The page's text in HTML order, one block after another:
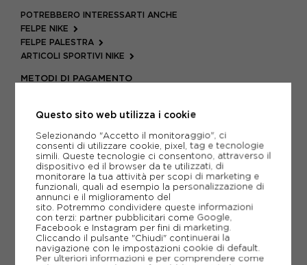
POTREBBERO INTERESSARTI ANCHE
FELPE NIKE
FELPE PALESTRA
ARTICOLI SPORTIVI NIKE
METODI DI PAGAMENTO
PIÙ INFORMAZIONI
SCHEDA TECNICA
GUIDA ALLE TAGLIE
CONSIGLIATI DA NOI
Questo sito web utilizza i cookie
Selezionando "Accetto il monitoraggio", ci
consenti di utilizzare cookie, pixel, tag e tecnologie
simili. Queste tecnologie ci consentono, attraverso il
dispositivo ed il browser da te utilizzati, di
monitorare la tua attività per scopi di marketing e
funzionali, quali ad esempio la personalizzazione di
annunci e il miglioramento del
sito. Potremmo condividere queste informazioni
con terzi: partner pubblicitari come Google,
Facebook e Instagram per fini di marketing.
Cliccando il pulsante "Chiudi" continuerai la
navigazione con le impostazioni cookie di default.
Per ulteriori informazioni e per comprendere come